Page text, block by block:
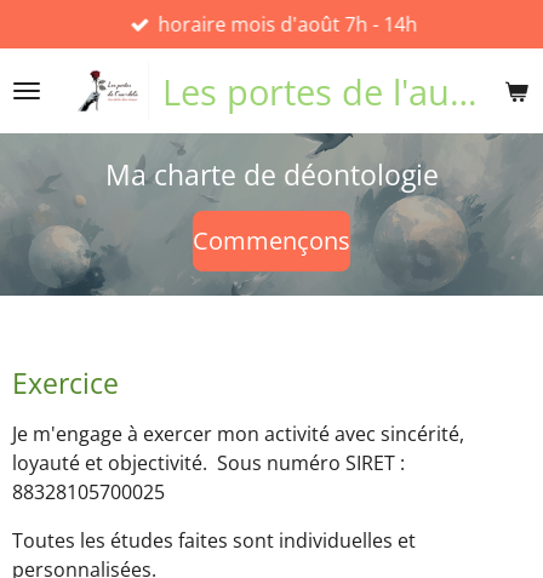
au
contenu
principal
Les portes de l'au-delà
horaire mois d'août 7h - 14h
Ma charte de déontologie
Commençons
Exercice
Je m'engage à exercer mon activité avec sincérité,
loyauté et objectivité. Sous numéro SIRET :
88328105700025
Toutes les études faites sont individuelles et
personnalisées.